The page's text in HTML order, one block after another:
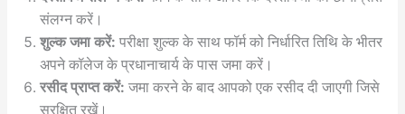
संलग्न करें।
शुल्क जमा करें: परीक्षा शुल्क के साथ फॉर्म को निर्धारित तिथि के भीतर
अपने कॉलेज के प्रधानाचार्य के पास जमा करें।
रसीद प्राप्त करें: जमा करने के बाद आपको एक रसीद दी जाएगी जिसे
सुरक्षित रखें।